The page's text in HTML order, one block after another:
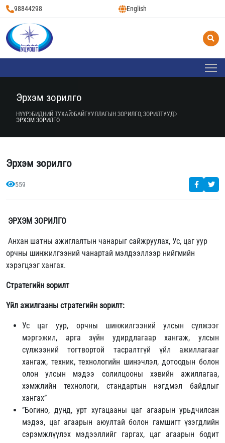
98844298 English
Эрхэм зорилго
НҮҮР БИДНИЙ ТУХАЙ БАЙГУУЛЛАГЫН ЗОРИЛГО, ЗОРИЛТУУД
ЭРХЭМ ЗОРИЛГО
Эрхэм зорилго
559
ЭРХЭМ ЗОРИЛГО
Анхан шатны ажиглалтын чанарыг сайжруулах, Ус, цаг уур
орчны шинжилгээний чанартай мэлдээллээр нийгмийн
хэрэгцээг хангах.
Стратегийн зорилт
Үйл ажилгааны стратегийн зорилт:
Ус цаг уур, орчны шинжилгээний улсын сүлжээг
мэргэжил, арга зүйн удирдлагаар хангаж, улсын
сүлжээний тогтвортой тасралтгүй үйл ажиллагааг
хангаж, техник, технологийн шинэчлэл, дотоодын болон
олон улсын мэдээ солилцооны хэвийн ажиллагаа,
хэмжлийн технологи, стандартын нэгдмэл байдлыг
хангах”
”Богино, дунд, урт хугацааны цаг агаарын урьдчилсан
мэдээ, цаг агаарын аюултай болон гамшигт үзэгдлийн
сэрэмжлүүлэх мэдээллийг гаргах, цаг агаарын бодит